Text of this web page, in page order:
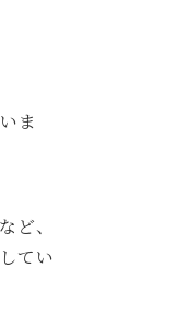
ま
ど、
てい